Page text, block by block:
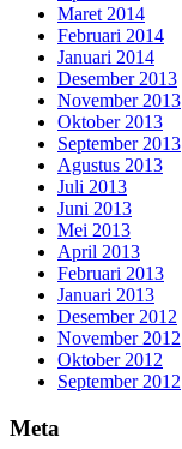
Maret 2014
Februari 2014
Januari 2014
Desember 2013
November 2013
Oktober 2013
September 2013
Agustus 2013
Juli 2013
Juni 2013
Mei 2013
April 2013
Februari 2013
Januari 2013
Desember 2012
November 2012
Oktober 2012
September 2012
Meta